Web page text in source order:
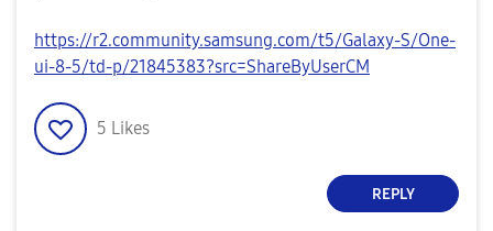
https://r2.community.samsung.com/t5/Galaxy-S/One-
ui-8-5/td-p/21845383?src=ShareByUserCM
5 Likes
REPLY